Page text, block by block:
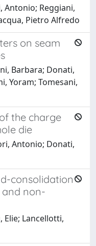
Antonio; Reggiani,
Pietro Alfredo
on seam
Barbara; Donati,
Yoram; Tomesani,
the charge
die
Antonio; Donati,
consolidation
and non-
Elie; Lancellotti,